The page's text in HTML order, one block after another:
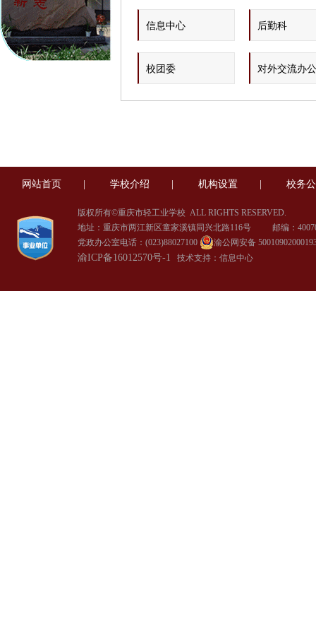
信息中心 后勤科
校团委 对外交流办
网站首页 学校介绍 机构设置 校务
版权所有©重庆市轻工业学校 ALL RIGHTS RESERVED.
地址：重庆市两江新区童家溪镇同兴北路116号 邮编：
党政办公室电话：(023)88027100
渝公网安备
渝ICP备16012570号-1 技术支持：信息中心